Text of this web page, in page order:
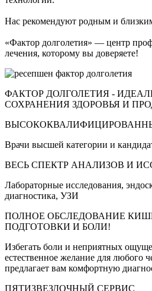
Нас рекомендуют родным и
«Фактор долголетия» — центр
лечения, которому вы доверяете!
ФАКТОР ДОЛГОЛЕТИЯ -
СОХРАНЕНИЯ ЗДОРОВЬЯ И
Врачи высшей категории и
ВЕСЬ СПЕКТР АНАЛИЗОВ И
Лабораторные исследования,
диагностика, УЗИ
ПОЛНОЕ ОБСЛЕДОВАНИЕ
ПОДГОТОВКИ И БОЛИ!
Избегать боли и неприятных
естественное желание для любого
предлагает вам комфортную
ПЯТИЗВЕЗДОЧНЫЙ СЕРВИС